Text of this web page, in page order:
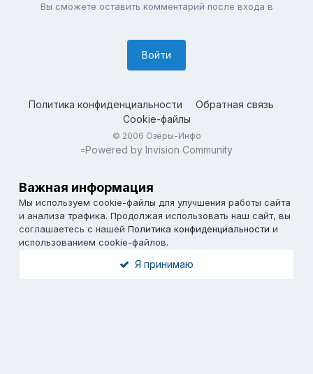
Вы сможете оставить комментарий после входа в
Войти
Политика конфиденциальности
Обратная связь
Cookie-файлы
© 2006 Озёры-Инфо
=Powered by Invision Community
Важная информация
Мы используем cookie-файлы для улучшения работы сайта
и анализа трафика. Продолжая использовать наш сайт, вы
соглашаетесь с нашей Политика конфиденциальности и
использованием cookie-файлов.
Я принимаю